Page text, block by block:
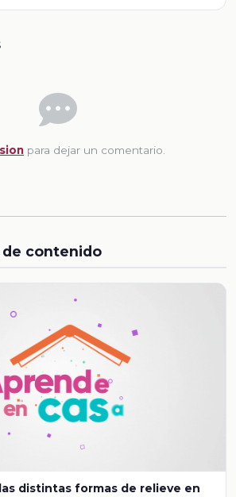
para dejar un comentario.
contenido
distintas formas de relieve en